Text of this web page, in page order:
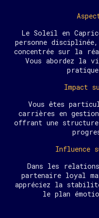
Le Soleil en
personne
concentrée sur la
Vous abordez la
Impact
Vous êtes
carrières en
offrant une
Influence
Dans les
partenaire loyal
appréciez la
le plan